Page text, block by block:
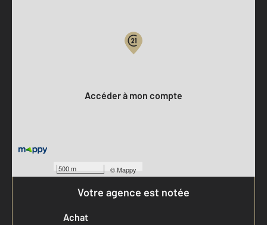
500 m ©Mappy
Accéder à mon compte
Votre agence est notée
Achat